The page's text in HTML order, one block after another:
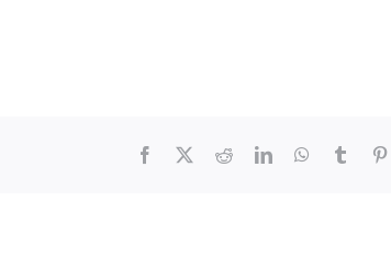
Facebook RedditLinkedInWhatsApp
Tumblr